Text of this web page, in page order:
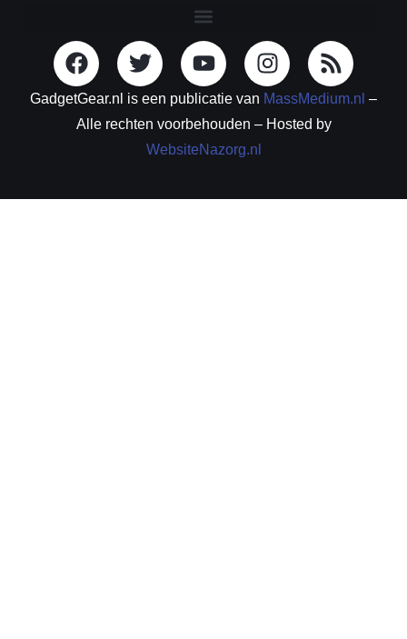
GadgetGear.nl is een publicatie van MassMedium.nl –
Alle rechten voorbehouden – Hosted by
WebsiteNazorg.nl